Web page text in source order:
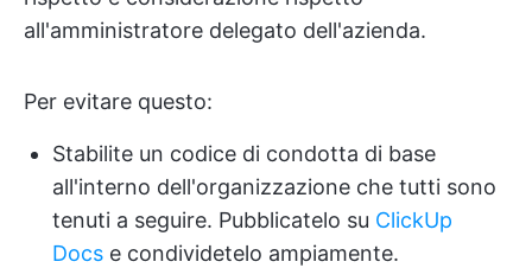
all'amministratore delegato dell'azienda.
Per evitare questo:
Stabilite un codice di condotta di base
all'interno dell'organizzazione che tutti sono
tenuti a seguire. Pubblicatelo su ClickUp
Docs e condividetelo ampiamente.